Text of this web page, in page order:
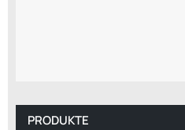
PRODUKTE